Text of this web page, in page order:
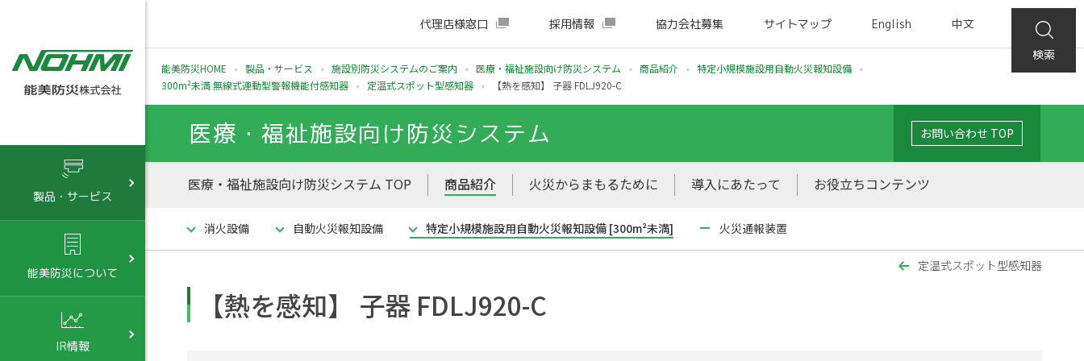
代理店様窓口 採用情報 協力会社募集 サイトマップ English
中文
検索
製品・サービス
能美防災について
IR情報
能美防災HOME 製品・サービス 施設別防災システムのご案内 医療・福祉施設向け防災システム 商品紹介
特定小規模施設用自動火災報知設備
300m²未満 無線式連動型警報機能付感知器
定温式スポット型感知器 【熱を感知】 子器 FDLJ920-C
医療・福祉施設向け防災システム お問い合わせ TOP
医療・福祉施設向け防災システム TOP 商品紹介 火災からまもるために 導入にあたって お役立ちコンテンツ
消火設備 自動火災報知設備 特定小規模施設用自動火災報知設備 [300m²未満] 火災通報装置
定温式スポット型感知器
【熱を感知】 子器 FDLJ920-C